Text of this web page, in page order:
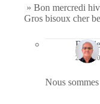
» Bon mercredi
Gros bisoux cher
Bernie
22/11/
Nous